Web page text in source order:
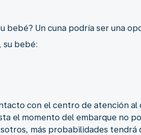
bebé? Un cuna podría ser una
su bebé:
con el centro de atención al
el momento del embarque no
más probabilidades tendrá